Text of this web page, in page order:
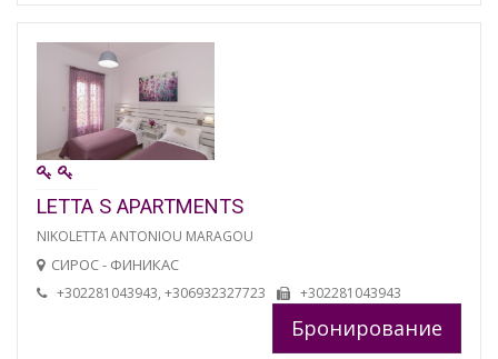
LETTA S APARTMENTS
NIKOLETTA ANTONIOU MARAGOU
СИРОС - ФИНИКАС
+302281043943, +306932327723 +302281043943
Бронирование